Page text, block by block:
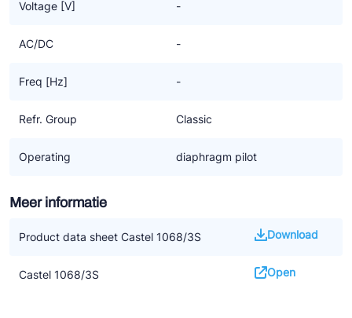
Voltage [V] -
AC/DC -
Freq [Hz] -
Refr. Group Classic
Operating diaphragm pilot
Meer informatie
Product data sheet Castel 1068/3S Download
Castel 1068/3S Open